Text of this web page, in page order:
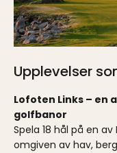
Upplevelser
Lofoten Links – en
golfbanor
Spela 18 hål på en
omgiven av hav,